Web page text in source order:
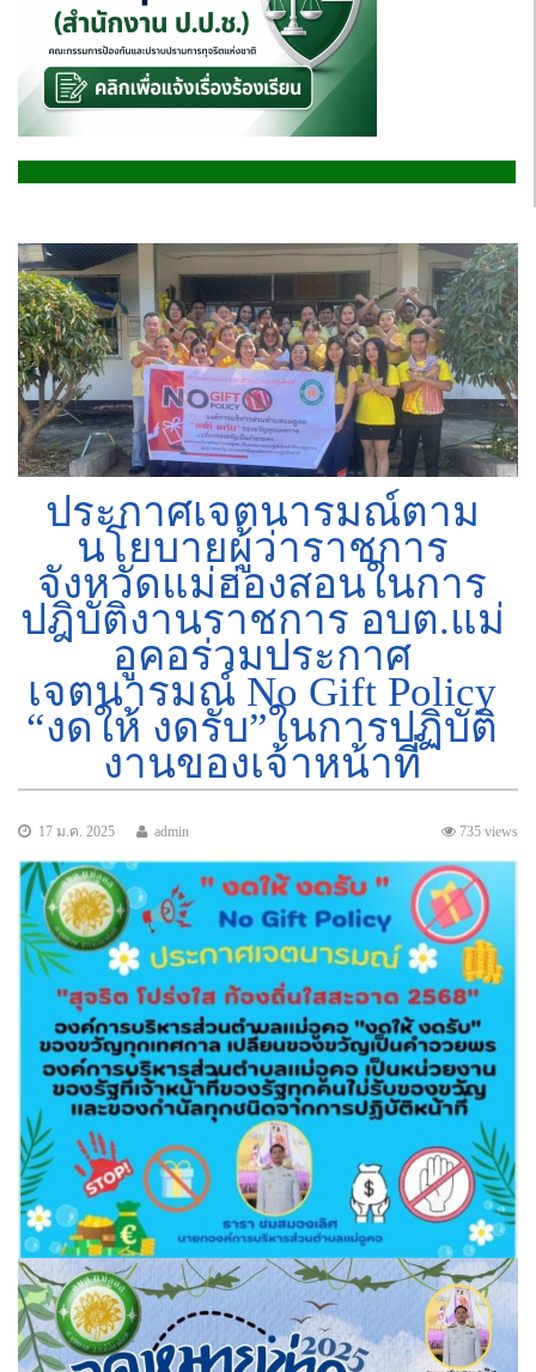
ประกาศเจตนารมณ์ตาม
นโยบายผู้ว่าราชการ
จังหวัดแม่ฮ่องสอนในการ
ปฎิบัติงานราชการ อบต.แม่
อูคอร่วมประกาศ
เจตนารมณ์ No Gift Policy
“งดให้ งดรับ”ในการปฏิบัติ
งานของเจ้าหน้าที่
17 ม.ค. 2025 735 views
admin